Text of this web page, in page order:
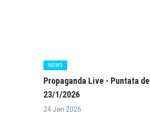
NEWS
Propaganda Live - Puntata del
23/1/2026
24 Jan 2026